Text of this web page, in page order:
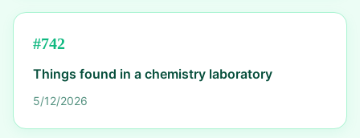
#742
Things found in a chemistry laboratory
5/12/2026